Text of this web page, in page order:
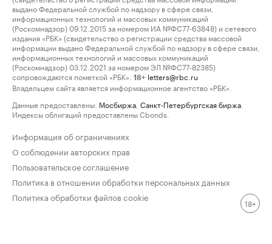
выдано Федеральной службой по надзору в сфере связи,
информационных технологий и массовых коммуникаций
(Роскомнадзор) 09.12.2015 за номером ИА №ФС77-63848) и сетевого
издания «РБК» (свидетельство о регистрации средства массовой
информации выдано Федеральной службой по надзору в сфере связи,
информационных технологий и массовых коммуникаций
(Роскомнадзор) 03.12.2021 за номером ЭЛ №ФС77-82385)
сопровождаются пометкой «РБК».
18+ letters@rbc.ru
Владельцем сайта является информационное агентство «РБК».
Данные предоставлены: Мосбиржа Санкт-Петербургская биржа
Индексы облигаций предоставлены Cbonds.
Информация об ограничениях
О соблюдении авторских прав
Пользовательское соглашение
Политика в отношении обработки персональных данных
Политика обработки файлов cookie
18+